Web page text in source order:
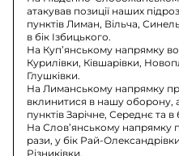
атакував позиції наших
пунктів Лиман, Вільча,
в бік Ізбицького.
На Куп’янському напрямку
Курилівки, Ківшарівки,
Глушківки.
На Лиманському напрямку
вклинитися в нашу оборону,
пунктів Зарічне, Середнє та
На Слов’янському напрямку
рази, у бік Рай-
Різниківки.